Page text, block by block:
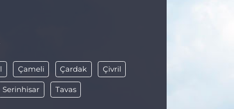
Çameli Çardak Çivril
Serinhisar Tavas